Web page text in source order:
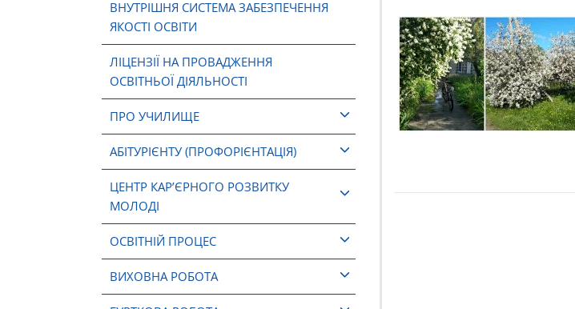
ВНУТРІШНЯ СИСТЕМА ЗАБЕЗПЕЧЕННЯ
ЯКОСТІ ОСВІТИ
ЛІЦЕНЗІЇ НА ПРОВАДЖЕННЯ
ОСВІТНЬОЇ ДІЯЛЬНОСТІ
ПРО УЧИЛИЩЕ
АБІТУРІЄНТУ (ПРОФОРІЄНТАЦІЯ)
ЦЕНТР КАР’ЄРНОГО РОЗВИТКУ
МОЛОДІ
ОСВІТНІЙ ПРОЦЕС
ВИХОВНА РОБОТА